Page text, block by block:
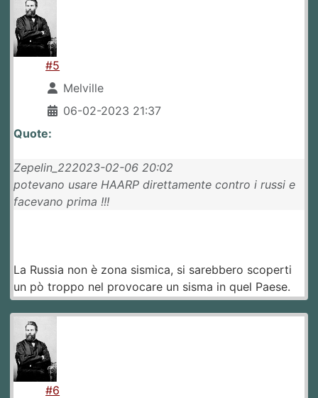
#5
Melville
06-02-2023 21:37
Quote:
Zepelin_222023-02-06 20:02
potevano usare HAARP direttamente contro i russi e
facevano prima !!!
La Russia non è zona sismica, si sarebbero scoperti
un pò troppo nel provocare un sisma in quel Paese.
#6